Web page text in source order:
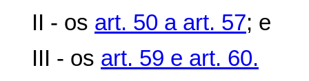
II - os art. 50 a art. 57; e
III - os art. 59 e art. 60.